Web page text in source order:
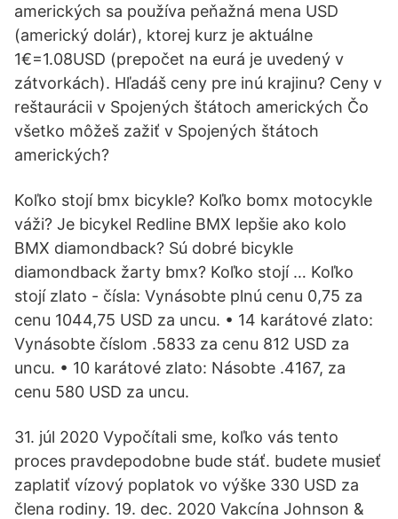
amerických sa používa peňažná mena USD
(americký dolár), ktorej kurz je aktuálne
1€=1.08USD (prepočet na eurá je uvedený v
zátvorkách). Hľadáš ceny pre inú krajinu? Ceny v
reštaurácii v Spojených štátoch amerických Čo
všetko môžeš zažiť v Spojených štátoch
amerických?
Koľko stojí bmx bicykle? Koľko bomx motocykle
váži? Je bicykel Redline BMX lepšie ako kolo
BMX diamondback? Sú dobré bicykle
diamondback žarty bmx? Koľko stojí … Koľko
stojí zlato - čísla: Vynásobte plnú cenu 0,75 za
cenu 1044,75 USD za uncu. • 14 karátové zlato:
Vynásobte číslom .5833 za cenu 812 USD za
uncu. • 10 karátové zlato: Násobte .4167, za
cenu 580 USD za uncu.
31. júl 2020 Vypočítali sme, koľko vás tento
proces pravdepodobne bude stáť. budete musieť
zaplatiť vízový poplatok vo výške 330 USD za
člena rodiny. 19. dec. 2020 Vakcína Johnson &